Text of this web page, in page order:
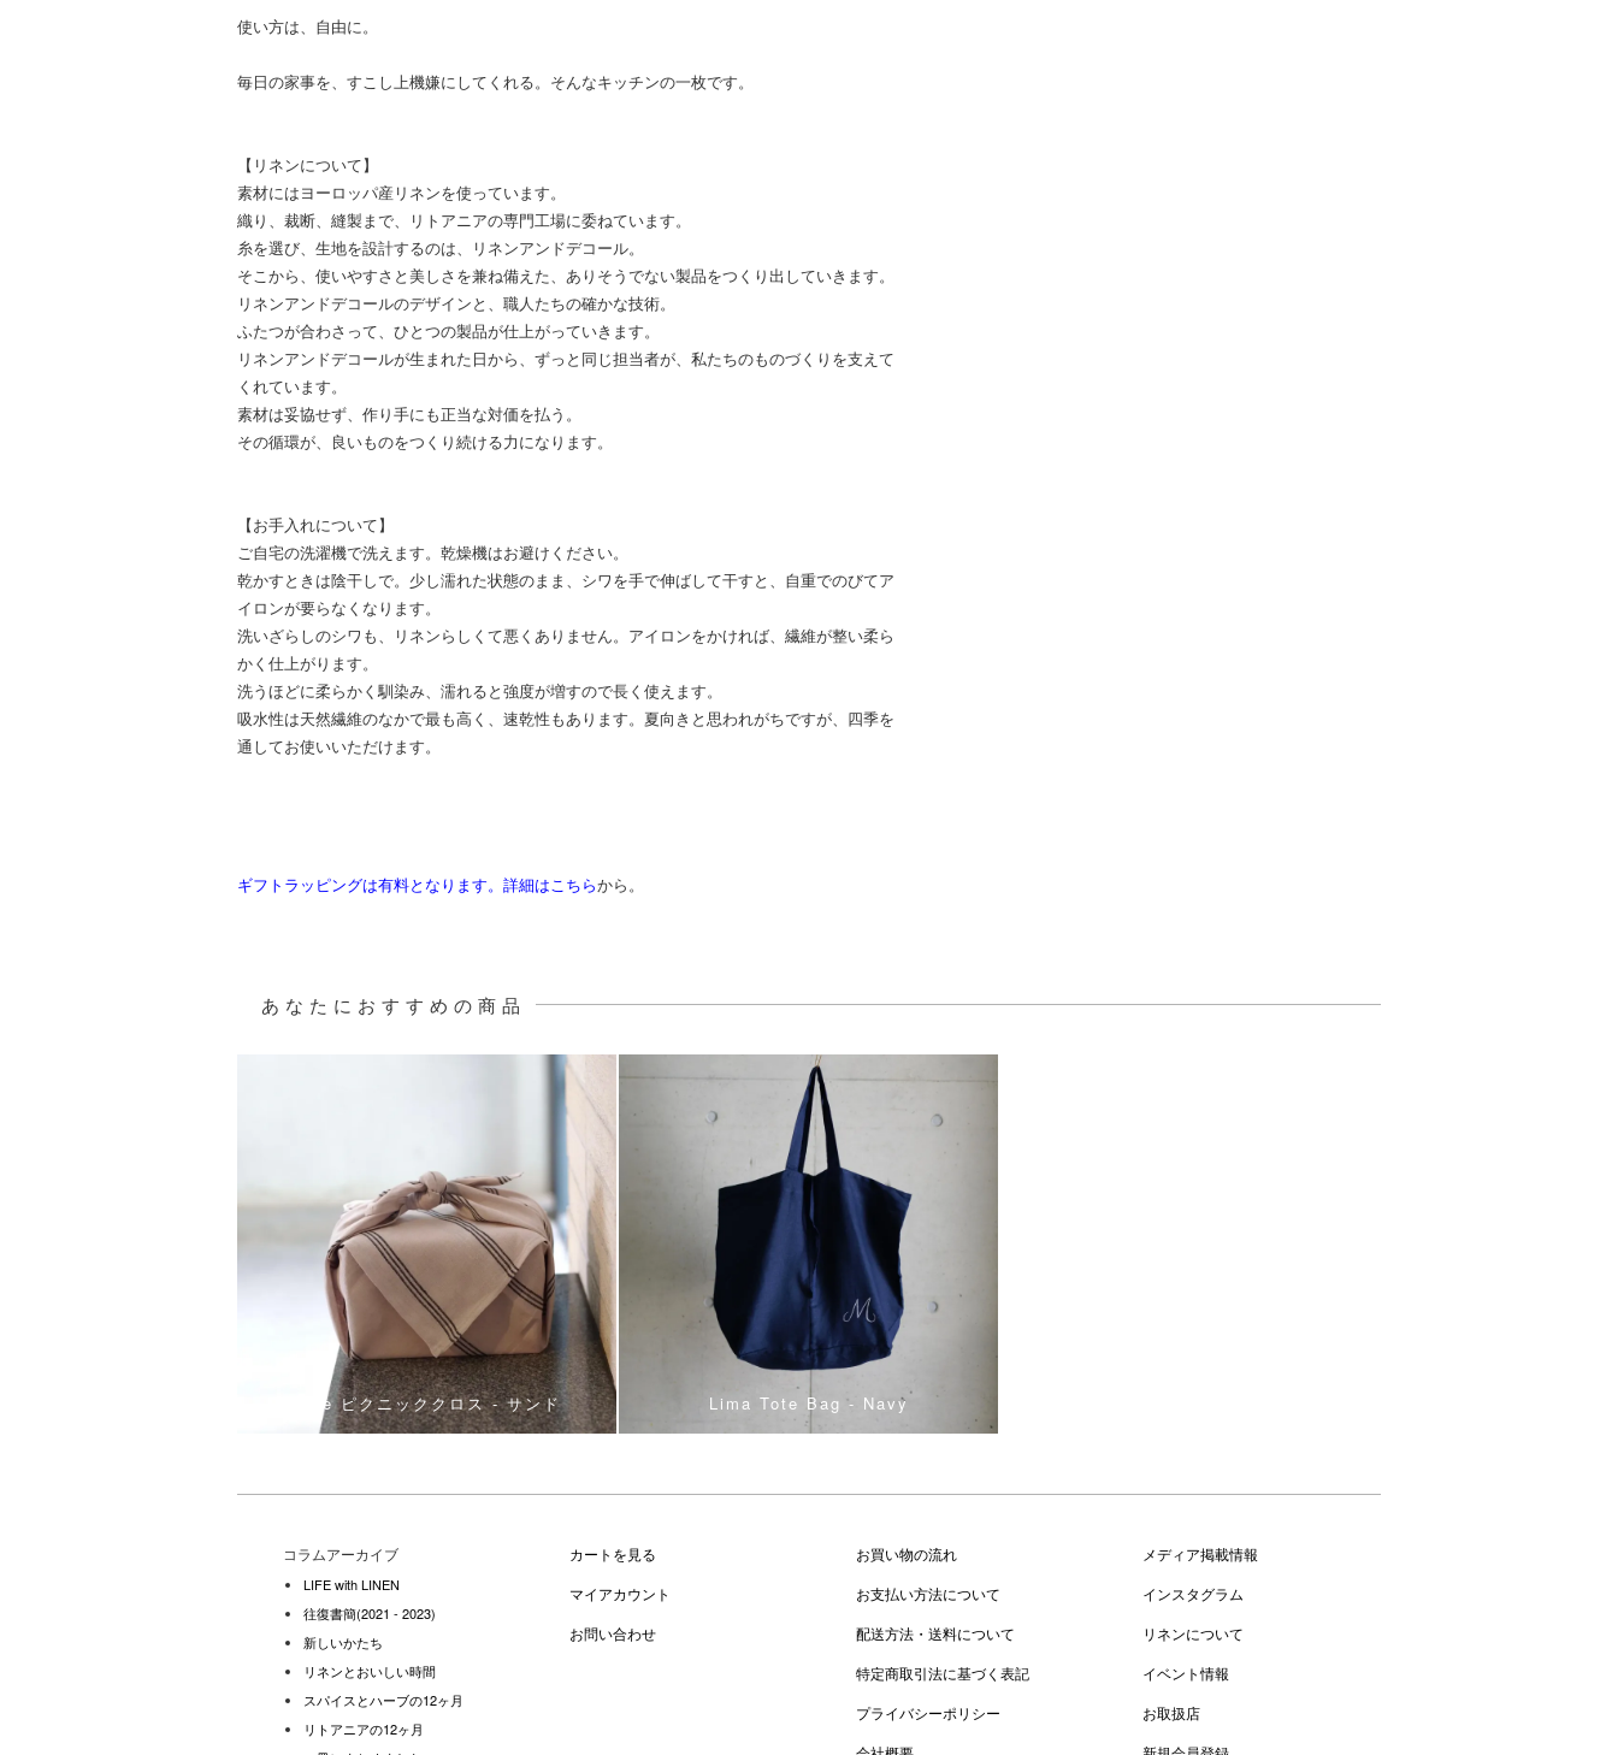
使い方は、自由に。
毎日の家事を、すこし上機嫌にしてくれる。そんなキッチンの一枚です。
【リネンについて】
素材にはヨーロッパ産リネンを使っています。
織り、裁断、縫製まで、リトアニアの専門工場に委ねています。
糸を選び、生地を設計するのは、リネンアンドデコール。
そこから、使いやすさと美しさを兼ね備えた、ありそうでない製品をつくり出していきます。
リネンアンドデコールのデザインと、職人たちの確かな技術。
ふたつが合わさって、ひとつの製品が仕上がっていきます。
リネンアンドデコールが生まれた日から、ずっと同じ担当者が、私たちのものづくりを支えて
くれています。
素材は妥協せず、作り手にも正当な対価を払う。
その循環が、良いものをつくり続ける力になります。
【お手入れについて】
ご自宅の洗濯機で洗えます。乾燥機はお避けください。
乾かすときは陰干しで。少し濡れた状態のまま、シワを手で伸ばして干すと、自重でのびてア
イロンが要らなくなります。
洗いざらしのシワも、リネンらしくて悪くありません。アイロンをかければ、繊維が整い柔ら
かく仕上がります。
洗うほどに柔らかく馴染み、濡れると強度が増すので長く使えます。
吸水性は天然繊維のなかで最も高く、速乾性もあります。夏向きと思われがちですが、四季を
通してお使いいただけます。
ギフトラッピングは有料となります。詳細はこちらから。
あなたにおすすめの商品
Nice ピクニッククロス - サンド Lima Tote Bag - Navy
コラムアーカイブ
LIFE with LINEN
往復書簡(2021 - 2023)
新しいかたち
リネンとおいしい時間
スパイスとハーブの12ヶ月
リトアニアの12ヶ月
カートを見る
マイアカウント
お問い合わせ
お買い物の流れ
お支払い方法について
配送方法・送料について
特定商取引法に基づく表記
プライバシーポリシー
メディア掲載情報
インスタグラム
リネンについて
イベント情報
お取扱店